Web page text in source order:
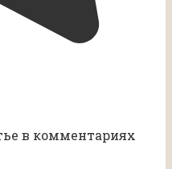
в комментариях